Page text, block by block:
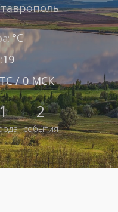
°С
/ 0 МСК
2
события